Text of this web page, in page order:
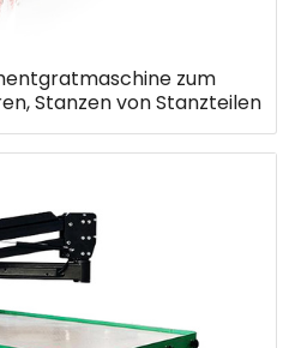
zum
Stanzen von Stanzteilen